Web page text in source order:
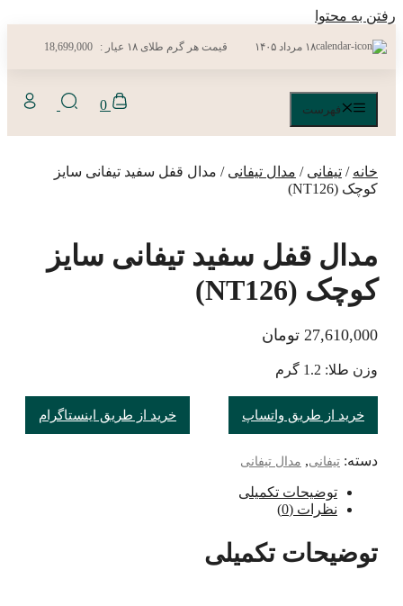
رفتن به محتوا
۱۸ مرداد ۱۴۰۵ قیمت هر گرم طلای ۱۸ عیار : 18,699,000
0 فهرست
خانه / تیفانی / مدال تیفانی / مدال قفل سفید تیفانی سایز
کوچک (NT126)
مدال قفل سفید تیفانی سایز
کوچک (NT126)
27,610,000 تومان
وزن طلا: 1.2 گرم
خرید از طریق واتساپ خرید از طریق اینستاگرام
دسته: تیفانی, مدال تیفانی
توضیحات تکمیلی
نظرات (0)
توضیحات تکمیلی